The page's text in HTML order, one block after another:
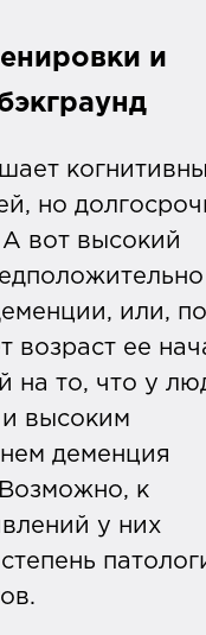
и
но
А вот высокий
или, по
возраст ее
на то, что у
высоким
деменция
к
у них